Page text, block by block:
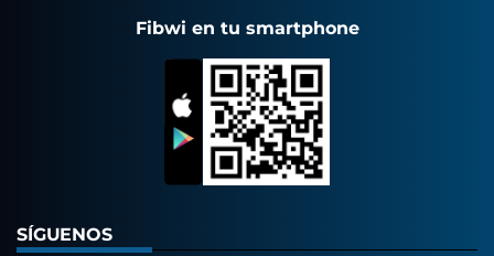
Fibwi en tu smartphone
SÍGUENOS